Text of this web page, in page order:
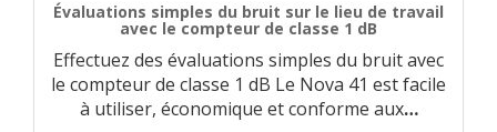
Évaluations simples du bruit sur le lieu de travail
avec le compteur de classe 1 dB
Effectuez des évaluations simples du bruit avec
le compteur de classe 1 dB Le Nova 41 est facile
à utiliser, économique et conforme aux…